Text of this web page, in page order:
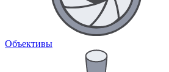
Объективы